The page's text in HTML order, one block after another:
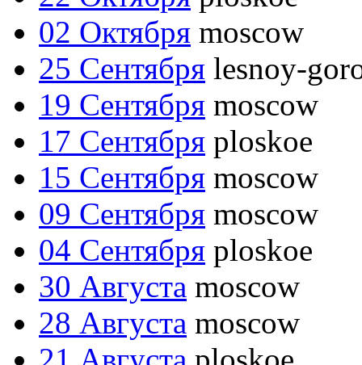
02 Октября moscow
25 Сентября lesnoy-
19 Сентября moscow
17 Сентября ploskoe
15 Сентября moscow
09 Сентября moscow
04 Сентября ploskoe
30 Августа moscow
28 Августа moscow